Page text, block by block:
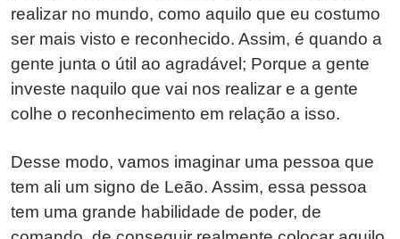
realizar no mundo, como aquilo que eu costumo
ser mais visto e reconhecido. Assim, é quando a
gente junta o útil ao agradável; Porque a gente
investe naquilo que vai nos realizar e a gente
colhe o reconhecimento em relação a isso.
Desse modo, vamos imaginar uma pessoa que
tem ali um signo de Leão. Assim, essa pessoa
tem uma grande habilidade de poder, de